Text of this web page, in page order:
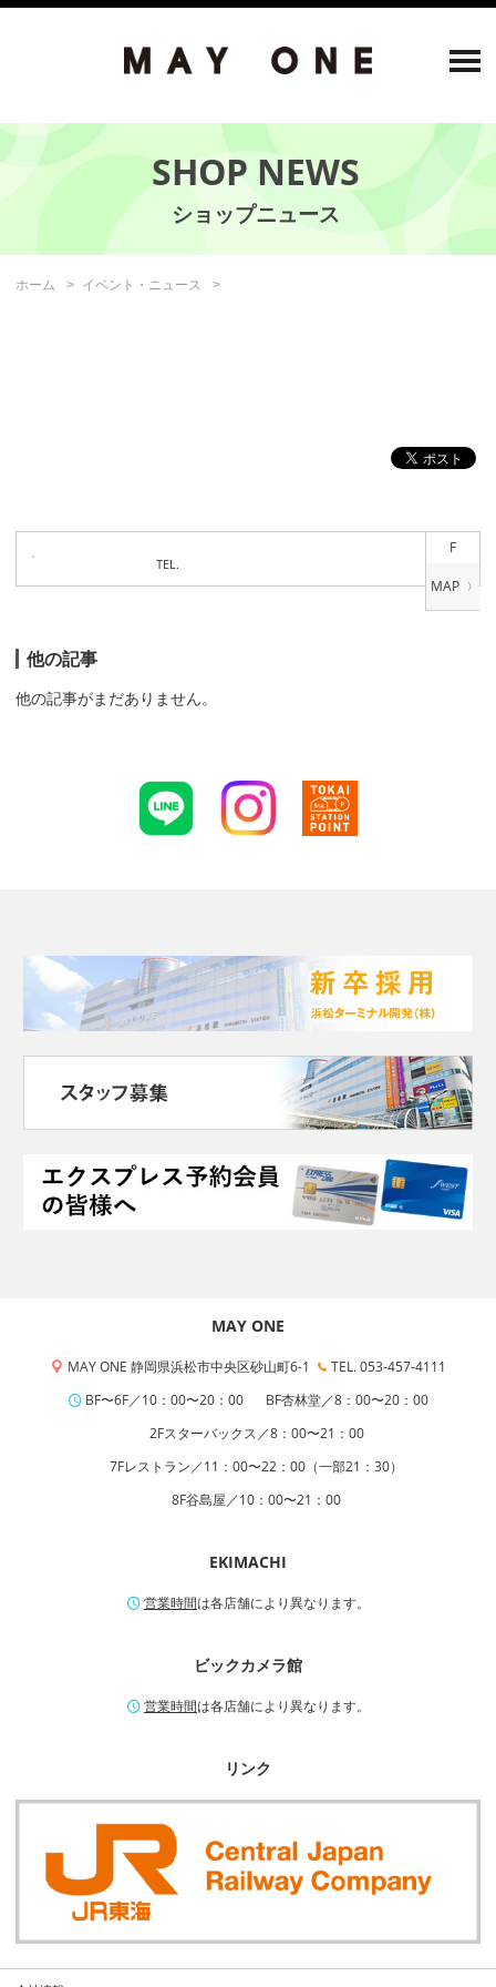
SHOP NEWS
ホーム イベント・ニュース
F
TEL.
他の記事
他の記事がまだありません。
MAY ONE
MAY ONE 静岡県浜松市中央区砂山町6-1
TEL. 053-457-4111
BF〜6F／10：00〜20：00
BF杏林堂／8：00〜20：00
2Fスターバックス／8：00〜21：00
7Fレストラン／11：00〜22：00（一部21：30）
8F谷島屋／10：00〜21：00
EKIMACHI
営業時間は各店舗により異なります。
ビックカメラ館
営業時間は各店舗により異なります。
リンク